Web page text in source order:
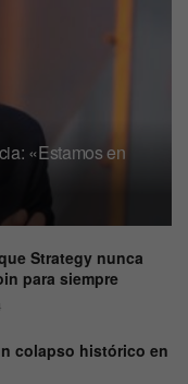
«Estamos en
Strategy nunca
para siempre
colapso histórico en